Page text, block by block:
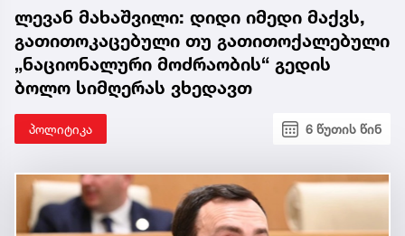
ლევან მახაშვილი: დიდი იმედი მაქვს,
გათითოკაცებული თუ გათითოქალებული
„ნაციონალური მოძრაობის“ გედის
ბოლო სიმღერას ვხედავთ
პოლიტიკა 6 წუთის წინ